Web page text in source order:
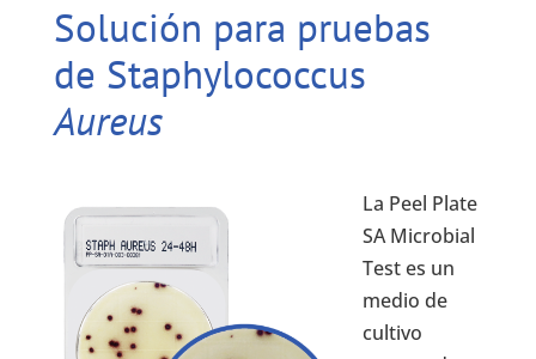
Solución para pruebas
de Staphylococcus
Aureus
La Peel Plate
SA Microbial
Test es un
medio de
cultivo